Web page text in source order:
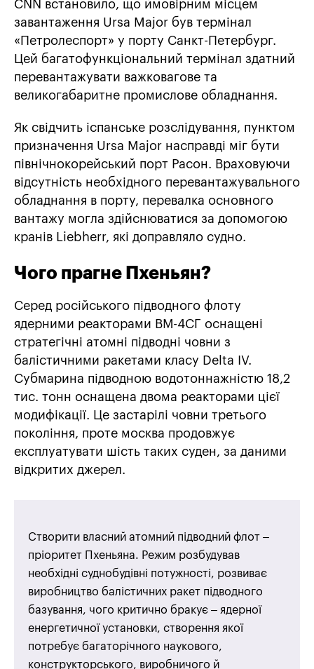
CNN встановило, що ймовірним місцем
завантаження Ursa Major був термінал
«Петролеспорт» у порту Санкт-Петербург.
Цей багатофункціональний термінал здатний
перевантажувати важковагове та
великогабаритне промислове обладнання.
Як свідчить іспанське розслідування, пунктом
призначення Ursa Major насправді міг бути
північнокорейський порт Расон. Враховуючи
відсутність необхідного перевантажувального
обладнання в порту, перевалка основного
вантажу могла здійснюватися за допомогою
кранів Liebherr, які доправляло судно.
Чого прагне Пхеньян?
Серед російського підводного флоту
ядерними реакторами ВМ-4СГ оснащені
стратегічні атомні підводні човни з
балістичними ракетами класу Delta IV.
Субмарина підводною водотоннажністю 18,2
тис. тонн оснащена двома реакторами цієї
модифікації. Це застарілі човни третього
покоління, проте москва продовжує
експлуатувати шість таких суден, за даними
відкритих джерел.
Створити власний атомний підводний флот –
пріоритет Пхеньяна. Режим розбудував
необхідні суднобудівні потужності, розвиває
виробництво балістичних ракет підводного
базування, чого критично бракує – ядерної
енергетичної установки, створення якої
потребує багаторічного наукового,
конструкторського, виробничого й